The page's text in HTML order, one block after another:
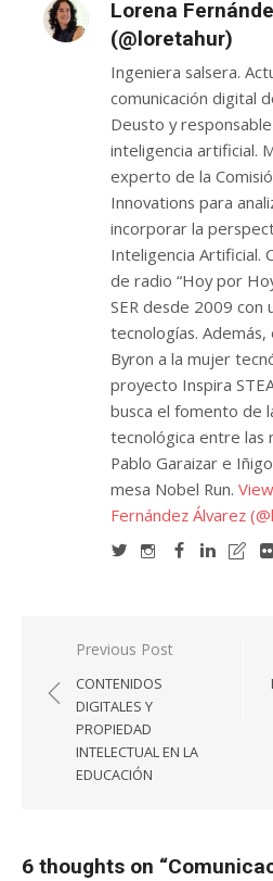
Lorena
(@loretahur)
Ingeniera salsera.
comunicación digital
Deusto y
inteligencia artificial.
experto de la
Innovations para
incorporar la
Inteligencia Artificial.
de radio “Hoy por
SER desde 2009 con
tecnologías.
Byron a la mujer
proyecto Inspira
busca el fomento de
tecnológica entre las
Pablo Garaizar e
mesa Nobel Run.
Fernández Álvarez
Navegación
de
entradas
Previous Post
CONTENIDOS
DIGITALES Y
PROPIEDAD
INTELECTUAL EN LA
EDUCACIÓN
6 thoughts on “